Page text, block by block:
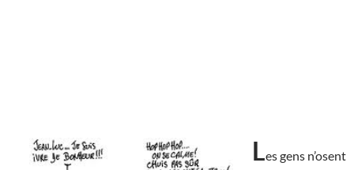
Les gens n’osent